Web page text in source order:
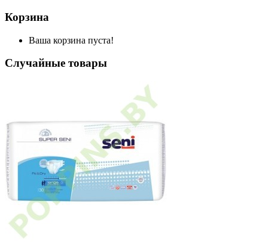
Корзина
Ваша корзина пуста!
Случайные товары